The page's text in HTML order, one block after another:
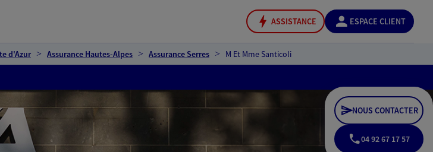
ASSISTANCE ESPACE CLIENT
d'Azur Assurance Hautes-Alpes Assurance Serres M Et Mme Santicoli
NOUS CONTACTER
04 92 67 17 57